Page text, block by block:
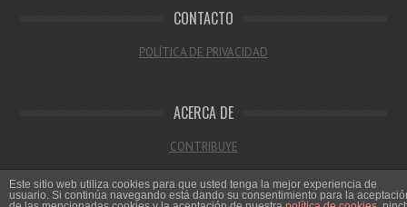
CONTACTO
POLÍTICA DE PRIVACIDAD
ACERCA DE
CONTRIBUYE
Este sitio web utiliza cookies para que usted tenga la mejor experiencia de
usuario. Si continúa navegando está dando su consentimiento para la